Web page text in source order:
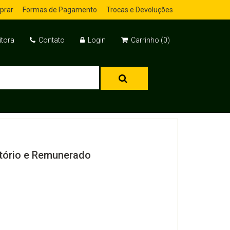
Formas de Pagamento Trocas e Devoluções
Contato Login Carrinho (0)
e Remunerado